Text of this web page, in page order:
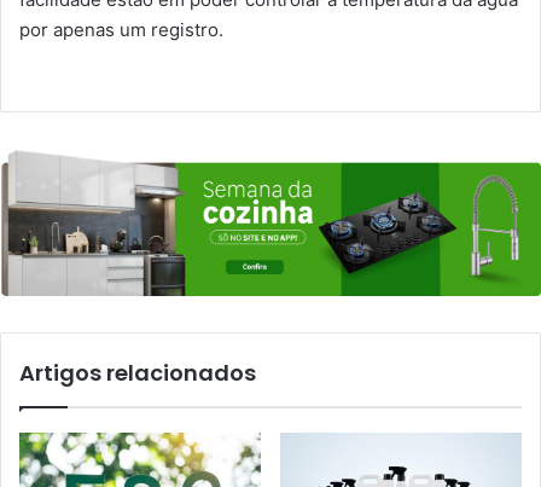
por apenas um registro.
Artigos relacionados